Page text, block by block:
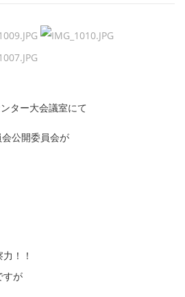
ター大会議室にて
公開委員会が
！！
すが